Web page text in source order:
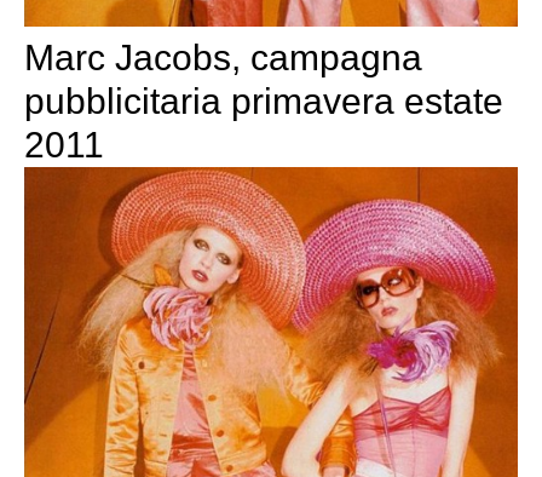
Marc Jacobs, campagna
pubblicitaria primavera estate
2011